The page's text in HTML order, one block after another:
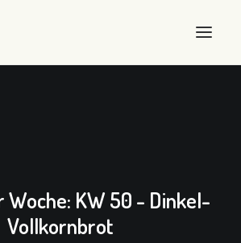
Woche: KW 50 - Dinkel-
Vollkornbrot